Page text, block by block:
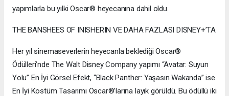
yapımlarla bu yılki Oscar®️ heyecanına dahil oldu.
THE BANSHEES OF INISHERIN VE DAHA FAZLASI DISNEY+’TA
Her yıl sinemaseverlerin heyecanla beklediği Oscar®️
Ödülleri’nde The Walt Disney Company yapımı “Avatar: Suyun
Yolu” En İyi Görsel Efekt, “Black Panther: Yaşasın Wakanda” ise
En İyi Kostüm Tasarımı Oscar®️’larına layık görüldü. Bu ödüllü iki